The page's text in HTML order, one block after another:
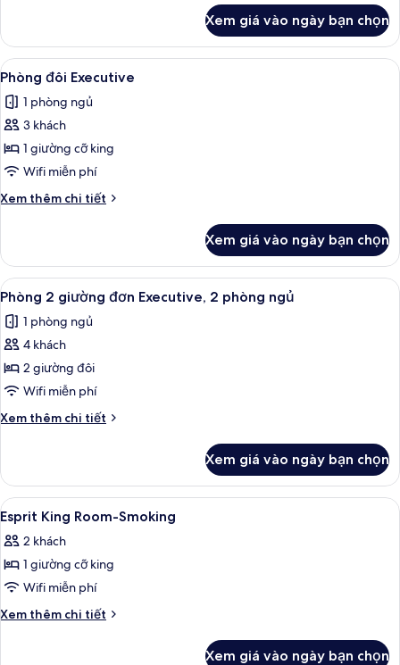
Phòng
đơn
Executive,
thuốc
Xem giá vào ngày bạn chọn
Xem
tất
cả
ảnh
Phòng
đôi
Executive
Phòng đôi Executive | Két bảo mật
4
Phòng đôi Executive
1 phòng ngủ
3 khách
1 giường cỡ king
Wifi miễn phí
Xem thêm chi tiết
Chi
Phòng
đôi
Executive
Xem giá vào ngày bạn chọn
Xem
tất
cả
ảnh
Phòng
2
giường
đơn
2
phòng
ngủ
Phòng 2 giường đơn Executive, 2
4
Phòng 2 giường đơn Executive, 2 phòng ngủ
1 phòng ngủ
4 khách
2 giường đôi
Wifi miễn phí
Xem thêm chi tiết
Chi
Phòng
giường
đơn
Executive,
2
ngủ
Xem giá vào ngày bạn chọn
Xem
tất
cả
ảnh
Esprit
King
Két bảo mật tại phòng, bàn, truy
7
Esprit King Room-Smoking
2 khách
1 giường cỡ king
Wifi miễn phí
Xem thêm chi tiết
Chi
Xem giá vào ngày bạn chọn